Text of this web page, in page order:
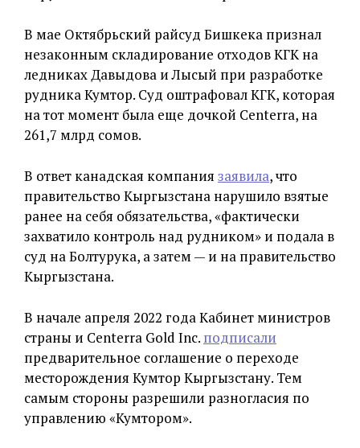
В мае Октябрьский райсуд Бишкека признал
незаконным складирование отходов КГК на
ледниках Давыдова и Лысый при разработке
рудника Кумтор. Суд оштрафовал КГК, которая
на тот момент была еще дочкой Centerra, на
261,7 млрд сомов.
В ответ канадская компания заявила, что
правительство Кыргызстана нарушило взятые
ранее на себя обязательства, «фактически
захватило контроль над рудником» и подала в
суд на Болтурука, а затем — и на правительство
Кыргызстана.
В начале апреля 2022 года Кабинет министров
страны и Centerra Gold Inc. подписали
предварительное соглашение о переходе
месторождения Кумтор Кыргызстану. Тем
самым стороны разрешили разногласия по
управлению «Кумтором».